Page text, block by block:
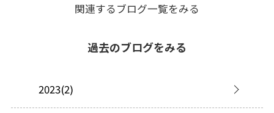
関連するブログ一覧をみる
過去のブログをみる
2023(2)